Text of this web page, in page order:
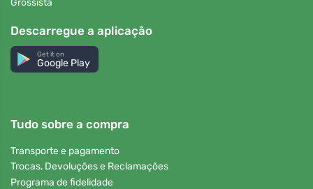
Grossista
Descarregue a aplicação
Get it on
Google Play
Tudo sobre a compra
Transporte e pagamento
Trocas, Devoluções e Reclamações
Programa de fidelidade